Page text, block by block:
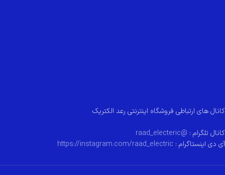
کانال های ارتباطی فروشگاه اینترنتی رعد الکتریک
کانال تلگرام : @raad_electeric
آی دی اینستاگرام : https://instagram.com/raad_electric